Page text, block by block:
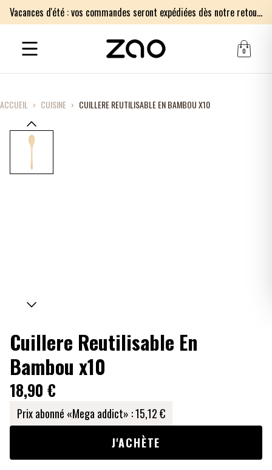
Vacances d'été : vos commandes seront expédiées dès notre retour le lundi 17 août. Merci pour votre patience.
0
ACCUEIL › CUISINE › CUILLERE REUTILISABLE EN BAMBOU X10
Cuillere Reutilisable En
Bambou x10
18,90 €
Prix abonné «Mega addict» :15,12 €
J'ACHÈTE